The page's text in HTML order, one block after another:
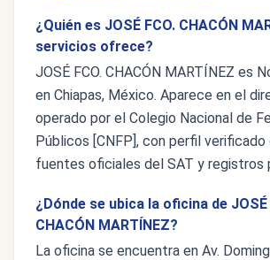
¿Quién es JOSÉ FCO. CHACÓN
servicios ofrece?
JOSÉ FCO. CHACÓN MARTÍNEZ es
en Chiapas, México. Aparece en el
operado por el Colegio Nacional de
Públicos [CNFP], con perfil
fuentes oficiales del SAT y registros
¿Dónde se ubica la oficina de JOSÉ
CHACÓN MARTÍNEZ?
La oficina se encuentra en Av.